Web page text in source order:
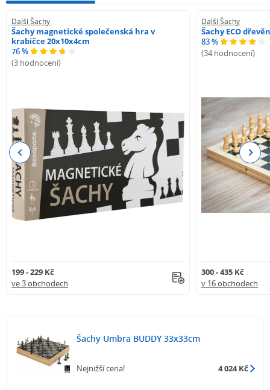
Další Šachy
Šachy magnetické společenská hra v
krabičce 20x10x4cm
76 %
(3 hodnocení)
199 - 229 Kč
ve 3 obchodech
Další Šachy
Šachy ECO
83 %
(34 hodnocení)
300 - 435 Kč
v 16 obchodech
Previous Next
Šachy Umbra BUDDY 33x33cm
Nejnižší cena! 4 024 Kč